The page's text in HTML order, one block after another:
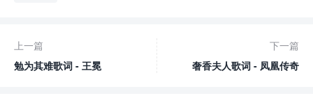
上一篇
勉为其难歌词 - 王冕
下一篇
奢香夫人歌词 - 凤凰传奇